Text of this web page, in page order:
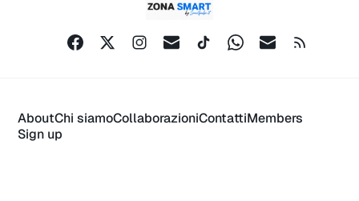
AboutChi siamoCollaborazioniContattiMembers
Sign up